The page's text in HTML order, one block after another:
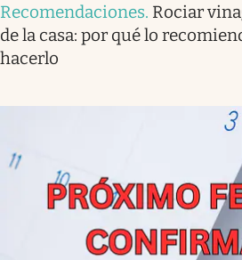
Recomendaciones. Rociar
de la casa: por qué lo
hacerlo